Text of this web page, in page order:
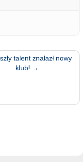
talent znalazł nowy
klub! →